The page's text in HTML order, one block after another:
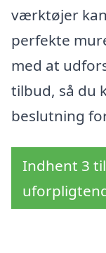
værktøjer
perfekte
med at
tilbud, så du
beslutning
Indhent 3